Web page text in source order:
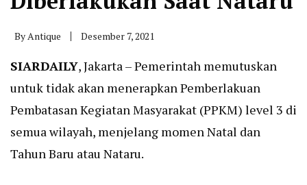
ByAntique Desember 7, 2021
SIARDAILY, Jakarta – Pemerintah memutuskan
untuk tidak akan menerapkan Pemberlakuan
Pembatasan Kegiatan Masyarakat (PPKM) level 3 di
semua wilayah, menjelang momen Natal dan
Tahun Baru atau Nataru.